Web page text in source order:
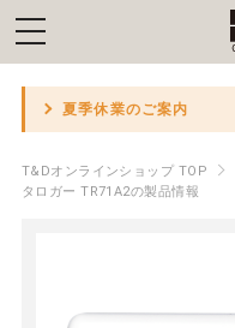
夏季休業のご案内
T&Dオンラインショップ TOP
タロガー TR71A2の製品情報